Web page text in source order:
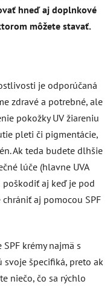
hneď aj doplnkové
môžete stavať.
je odporúčaná
zdravé a potrebné, ale
pokožky UV žiareniu
pleti či pigmentácie,
Ak teda budete dlhšie
lúče (hlavne UVA
aj keď je pod
aj pomocou SPF
krémy najmä s
špecifiká, preto ak
niečo, čo sa rýchlo